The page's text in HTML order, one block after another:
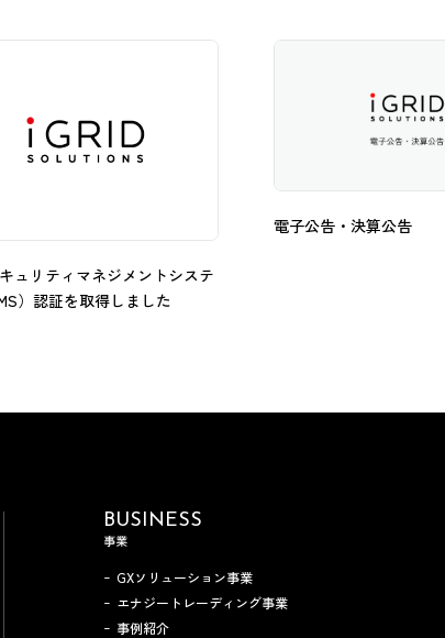
ュリティマネジメントシステ
）認証を取得しました
電子公告・決算公告
BUSINESS
事業
GXソリューション事業
エナジートレーディング事業
事例紹介